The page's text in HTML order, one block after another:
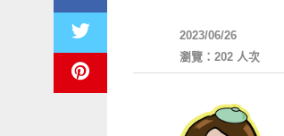
2023/06/26
瀏覽：202 人次